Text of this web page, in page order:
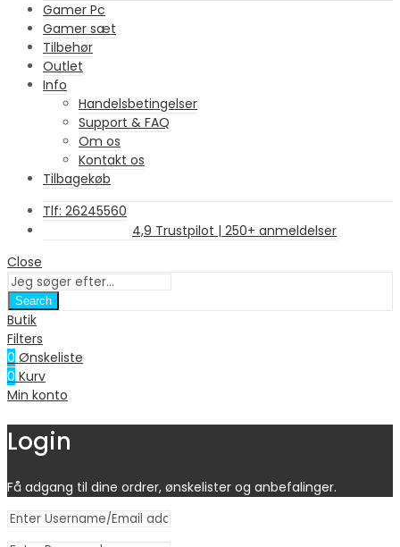
Gamer Pc
Gamer sæt
Tilbehør
Outlet
Info
Handelsbetingelser
Support & FAQ
Om os
Kontakt os
Tilbagekøb
Tlf: 26245560
4,9 Trustpilot | 250+ anmeldelser
Close
Search
Butik
Filters
0 Ønskeliste
0 Kurv
Min konto
Login
Få adgang til dine ordrer, ønskelister og anbefalinger.